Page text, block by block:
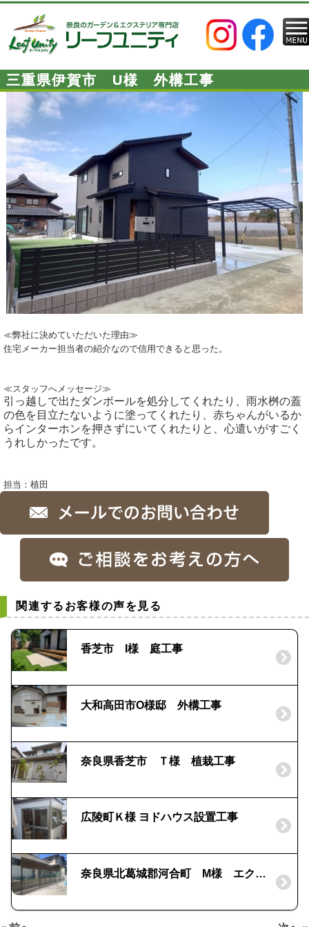
三重県伊賀市 U様 外構工事
≪弊社に決めていただいた理由≫
住宅メーカー担当者の紹介なので信用できると思った。
≪スタッフへメッセージ≫
引っ越しで出たダンボールを処分してくれたり、雨水桝の蓋
の色を目立たないように塗ってくれたり、赤ちゃんがいるか
らインターホンを押さずにいてくれたりと、心遣いがすごく
うれしかったです。
担当：植田
関連するお客様の声を見る
香芝市 I様 庭工事
大和高田市O様邸 外構工事
奈良県香芝市 Ｔ様 植栽工事
広陵町Ｋ様 ヨドハウス設置工事
奈良県北葛城郡河合町 M様 エクステリア工事